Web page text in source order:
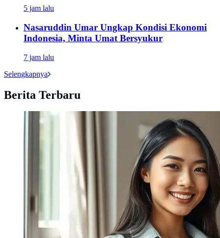
5 jam lalu
Nasaruddin Umar Ungkap Kondisi Ekonomi
Indonesia, Minta Umat Bersyukur
7 jam lalu
Selengkapnya
Berita Terbaru